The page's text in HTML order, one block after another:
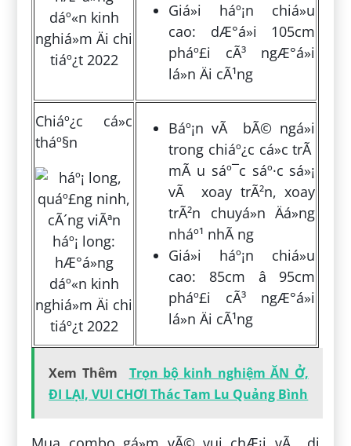
Giá»i háº¡n chiá»u
cao: dÆ°á»i 105cm
pháº£i cÃ³ ngÆ°á»i
lá»n Äi cÃ¹ng
Chiáº¿c cá»c
tháº§n
Báº¡n vÃ bÃ© ngá»i
trong chiáº¿c cá»c trÃ
mÃ u sáº¯c sáº·c sá»¡
vÃ xoay trÃ²n, xoay
trÃ²n chuyá»n Äá»ng
nháº¹ nhÃ ng
Giá»i háº¡n chiá»u
cao: 85cm â 95cm
pháº£i cÃ³ ngÆ°á»i
lá»n Äi cÃ¹ng
Xem Thêm
Trọn bộ kinh nghiệm ĂN Ở,
ĐI LẠI, VUI CHƠI Thác Tam Lu Quảng Bình